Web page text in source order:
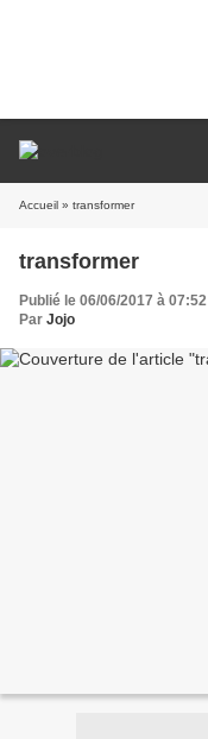
Accueil » transformer
transformer
Publié le 06/06/2017 à 07:52
Par Jojo